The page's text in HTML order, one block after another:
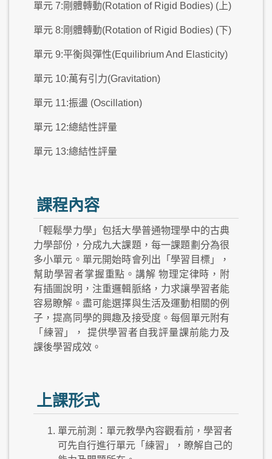
單元 7:剛體轉動(Rotation of Rigid Bodies) (上)
單元 8:剛體轉動(Rotation of Rigid Bodies) (下)
單元 9:平衡與彈性(Equilibrium And Elasticity)
單元 10:萬有引力(Gravitation)
單元 11:振盪 (Oscillation)
單元 12:總結性評量
單元 13:總結性評量
課程內容
「輕鬆學力學」包括大學普通物理學中的古典
力學部份，分成九大課題，每一課題劃分為很
多小單元。單元開始時會列出「學習目標」，
幫助學習者掌握重點。講解 物理定律時，附
有插圖說明，注重邏輯脈絡，力求讓學習者能
容易瞭解。盡可能選擇與生活及運動相關的例
子，提高同學的興趣及接受度。每個單元附有
「練習」， 提供學習者自我評量課前能力及
課後學習成效。
上課形式
單元前測：單元教學內容觀看前，學習者
可先自行進行單元「練習」，瞭解自己的